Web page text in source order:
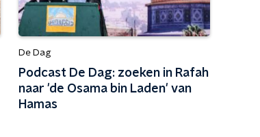
De Dag
Podcast De Dag: zoeken in Rafah
naar 'de Osama bin Laden' van
Hamas